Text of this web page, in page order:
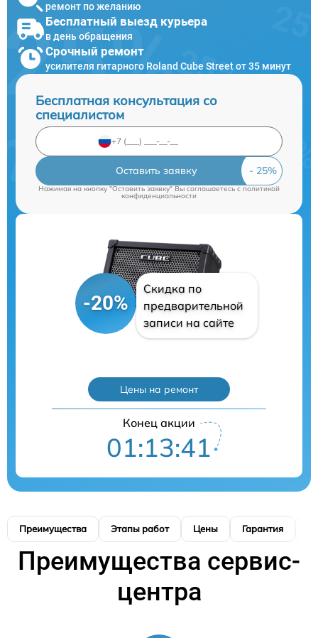
ремонт по желанию
Бесплатный выезд курьера
в день обращения
Срочный ремонт
усилителя гитарного Roland Cube Street от 35 минут
Бесплатная консультация со
специалистом
Оставить заявку
Нажимая на кнопку "Оставить заявку" Вы соглашаетесь cполитикой
конфиденциальности
-20%
Скидка по
предварительной
записи на сайте
Цены на ремонт
Конец акции
01:13:40
Преимущества Этапы работ Цены Гарантия
Преимущества сервис-
центра